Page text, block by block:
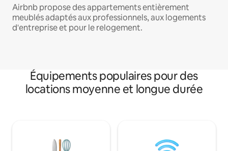
Airbnb propose des appartements entièrement
meublés adaptés aux professionnels, aux logements
d'entreprise et pour le relogement.
Équipements populaires pour des
locations moyenne et longue durée